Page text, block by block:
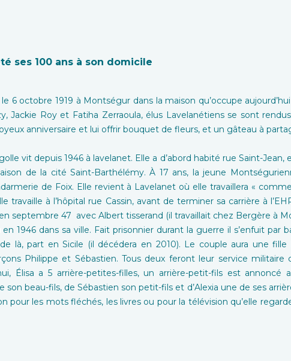
ses 100 ans à son domicile
6 octobre 1919 à Montségur dans la maison qu’occupe
Jackie Roy et Fatiha Zerraoula, élus Lavelanétiens se sont
anniversaire et lui offrir bouquet de fleurs, et un gâteau à
vit depuis 1946 à lavelanet. Elle a d’abord habité rue Saint-
de la cité Saint-Barthélémy. À 17 ans, la jeune
de Foix. Elle revient à Lavelanet où elle travaillera «
travaille à l’hôpital rue Cassin, avant de terminer sa carrière à
septembre 47 avec Albert tisserand (il travaillait chez Bergère à
1946 dans sa ville. Fait prisonnier durant la guerre il s’enfuit par
là, part en Sicile (il décédera en 2010). Le couple aura une fille
Philippe et Sébastien. Tous deux feront leur service
Élisa a 5 arrière-petites-filles, un arrière-petit-fils est
son beau-fils, de Sébastien son petit-fils et d’Alexia une de ses
pour les mots fléchés, les livres ou pour la télévision qu’elle